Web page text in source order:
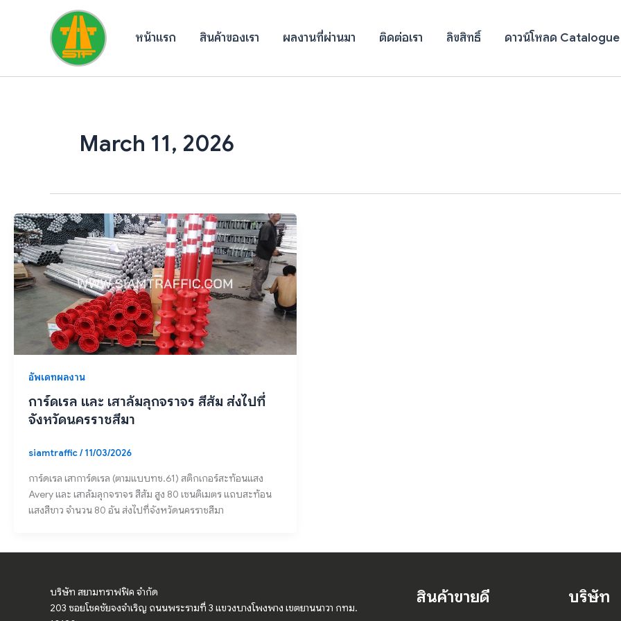
หน้าแรก สินค้าของเรา ผลงานที่ผ่านมา ติดต่อเรา ลิขสิทธิ์ ดาวน์โหลด Catalogue
March 11, 2026
อัพเดทผลงาน
การ์ดเรล และ เสาล้มลุกจราจร สีส้ม ส่งไปที่
จังหวัดนครราชสีมา
siamtraffic/11/03/2026
การ์ดเรล เสาการ์ดเรล (ตามแบบทช.61) สติกเกอร์สะท้อนแสง
Avery และ เสาล้มลุกจราจร สีส้ม สูง 80 เซนติเมตร แถบสะท้อน
แสงสีขาว จำนวน 80 อัน ส่งไปที่จังหวัดนครราชสีมา
บริษัท สยามทราฟฟิค จำกัด
203 ซอยโชคชัยจงจำเริญ ถนนพระรามที่ 3 แขวงบางโพงพาง เขตยานนาวา กทม.
สินค้าขายดี บริษัท